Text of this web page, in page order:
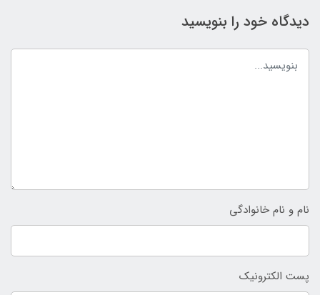
دیدگاه خود را بنویسید
نام و نام خانوادگی
پست الکترونیک